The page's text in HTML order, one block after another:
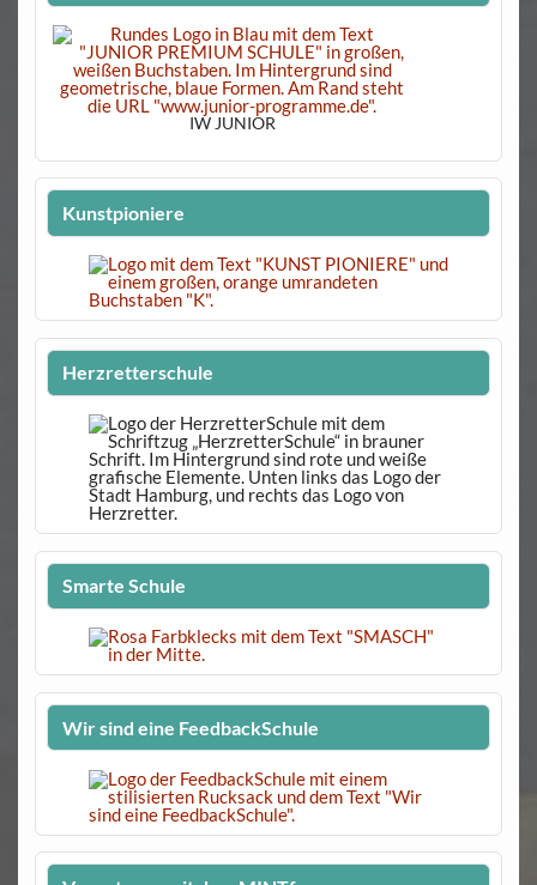
IW JUNIOR
Kunstpioniere
Herzretterschule
Smarte Schule
Wir sind eine FeedbackSchule